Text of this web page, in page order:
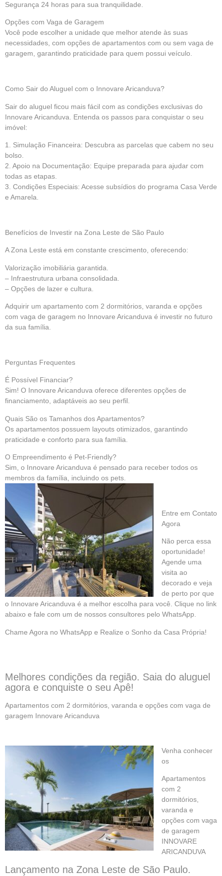
Segurança 24 horas para sua tranquilidade.
Opções com Vaga de Garagem
Você pode escolher a unidade que melhor atende às suas
necessidades, com opções de apartamentos com ou sem vaga de
garagem, garantindo praticidade para quem possui veículo.
Como Sair do Aluguel com o Innovare Aricanduva?
Sair do aluguel ficou mais fácil com as condições exclusivas do
Innovare Aricanduva. Entenda os passos para conquistar o seu
imóvel:
1. Simulação Financeira: Descubra as parcelas que cabem no seu
bolso.
2. Apoio na Documentação: Equipe preparada para ajudar com
todas as etapas.
3. Condições Especiais: Acesse subsídios do programa Casa Verde
e Amarela.
Benefícios de Investir na Zona Leste de São Paulo
A Zona Leste está em constante crescimento, oferecendo:
Valorização imobiliária garantida.
– Infraestrutura urbana consolidada.
– Opções de lazer e cultura.
Adquirir um apartamento com 2 dormitórios, varanda e opções
com vaga de garagem no Innovare Aricanduva é investir no futuro
da sua família.
Perguntas Frequentes
É Possível Financiar?
Sim! O Innovare Aricanduva oferece diferentes opções de
financiamento, adaptáveis ao seu perfil.
Quais São os Tamanhos dos Apartamentos?
Os apartamentos possuem layouts otimizados, garantindo
praticidade e conforto para sua família.
O Empreendimento é Pet-Friendly?
Sim, o Innovare Aricanduva é pensado para receber todos os
membros da família, incluindo os pets.
Entre em Contato
Agora
Não perca essa
oportunidade!
Agende uma
visita ao
decorado e veja
de perto por que
o Innovare Aricanduva é a melhor escolha para você. Clique no link
abaixo e fale com um de nossos consultores pelo WhatsApp.
Chame Agora no WhatsApp e Realize o Sonho da Casa Própria!
Melhores condições da região. Saia do aluguel
agora e conquiste o seu Apê!
Apartamentos com 2 dormitórios, varanda e opções com vaga de
garagem Innovare Aricanduva
Venha conhecer
os
Apartamentos
com 2
dormitórios,
varanda e
opções com vaga
de garagem
INNOVARE
ARICANDUVA
Lançamento na Zona Leste de São Paulo.